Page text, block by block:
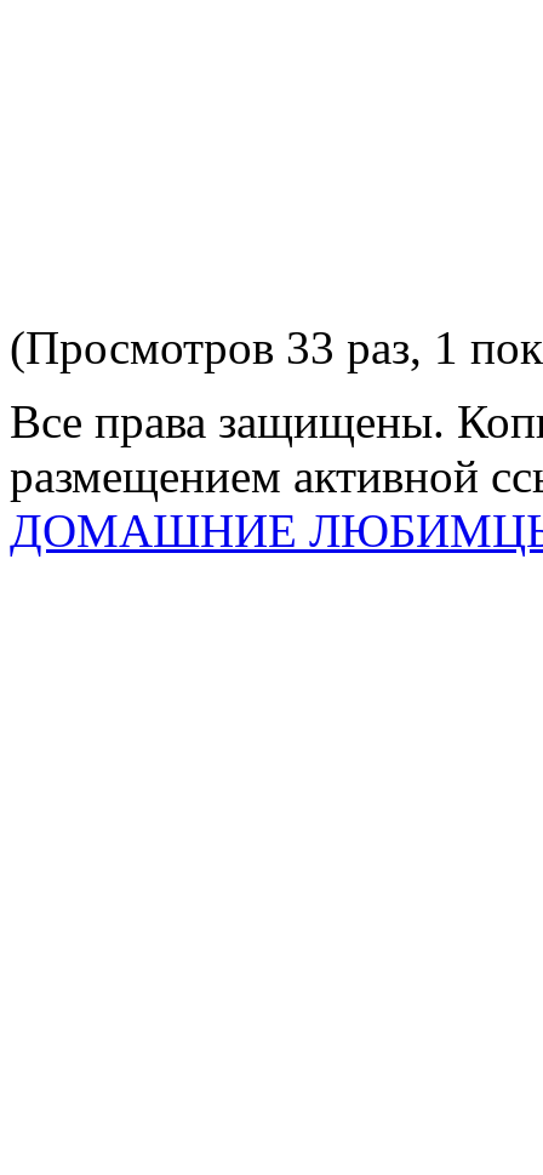
(Просмотров 33 раз, 1
Все права защищены.
размещением активной
ДОМАШНИЕ